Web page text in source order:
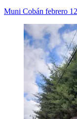
Muni Cobán febrero